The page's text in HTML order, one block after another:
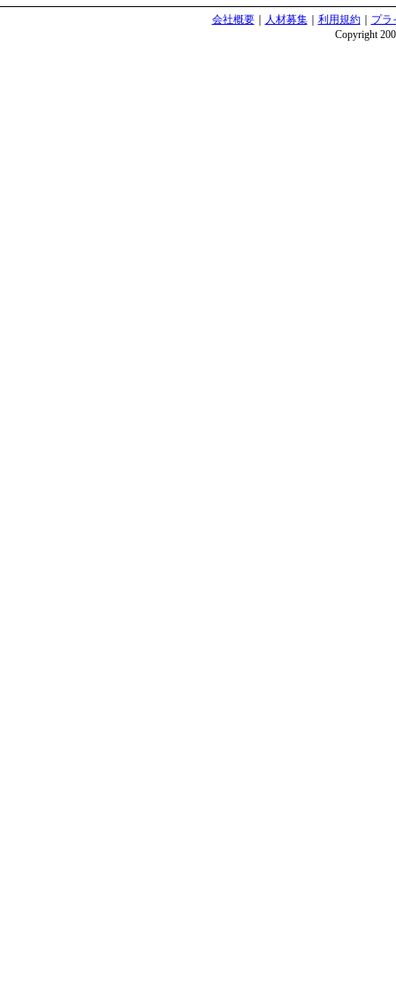
会社概要｜ 人材募集｜ 利用規約｜ プラ
Copyright